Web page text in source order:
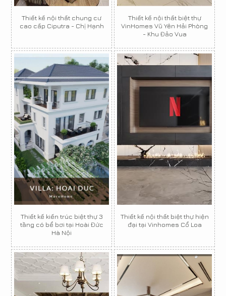
Thiết kế nội thất chung cư
cao cấp Ciputra - Chị Hạnh
Thiết kế nội thất biệt thự
VinHomes Vũ Yên Hải Phòng
- Khu Đảo Vua
Thiết kế kiến trúc biệt thự 3
tầng có bể bơi tại Hoài Đức
Hà Nội
Thiết kế nội thất biệt thự hiện
đại tại Vinhomes Cổ Loa